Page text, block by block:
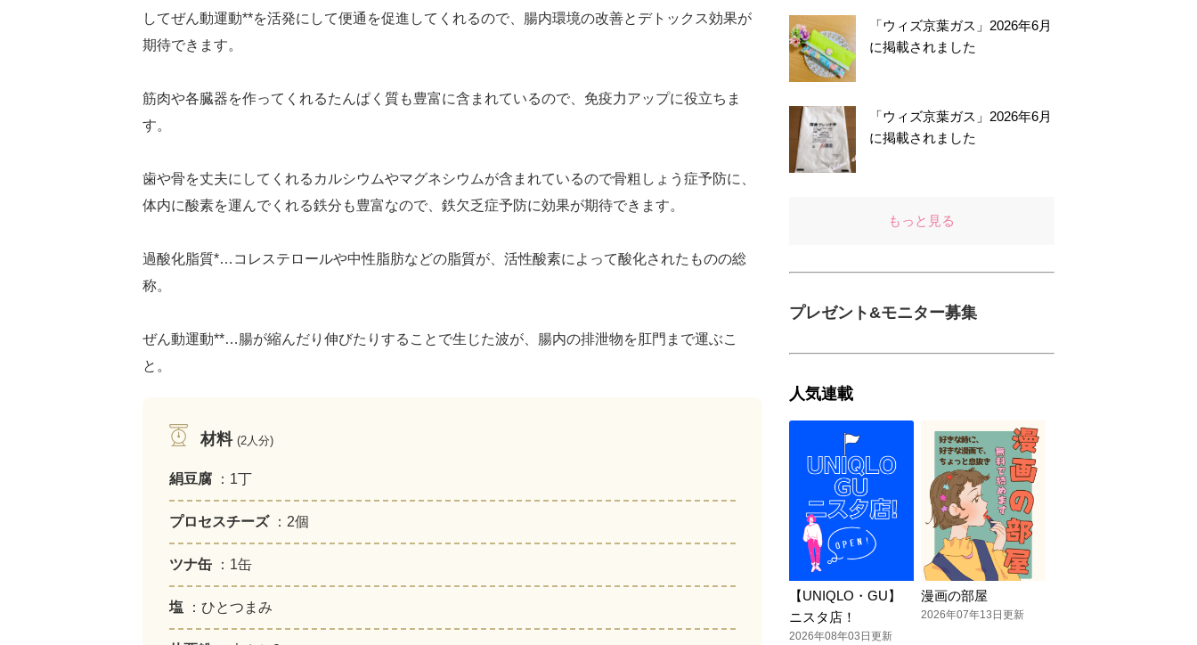
してぜん動運動**を活発にして便通を促進してくれるので、腸内環境の改善とデトックス効果が
期待できます。
筋肉や各臓器を作ってくれるたんぱく質も豊富に含まれているので、免疫力アップに役立ちま
す。
歯や骨を丈夫にしてくれるカルシウムやマグネシウムが含まれているので骨粗しょう症予防に、
体内に酸素を運んでくれる鉄分も豊富なので、鉄欠乏症予防に効果が期待できます。
過酸化脂質*…コレステロールや中性脂肪などの脂質が、活性酸素によって酸化されたものの総
称。
ぜん動運動**…腸が縮んだり伸びたりすることで生じた波が、腸内の排泄物を肛門まで運ぶこ
と。
材料 (2人分)
絹豆腐 ：1丁
プロセスチーズ ：2個
ツナ缶 ：1缶
塩 ：ひとつまみ
「ウィズ京葉ガス」2026年6月
に掲載されました
「ウィズ京葉ガス」2026年6月
に掲載されました
もっと見る
プレゼント&モニター募集
人気連載
【UNIQLO・GU】
ニスタ店！
2026年08年03日更新
漫画の部屋
2026年07年13日更新